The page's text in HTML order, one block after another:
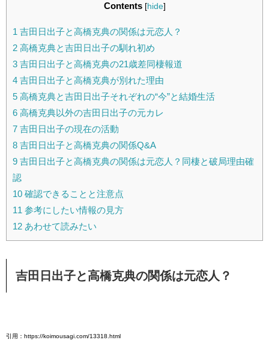
Contents [hide]
1 吉田日出子と高橋克典の関係は元恋人？
2 高橋克典と吉田日出子の馴れ初め
3 吉田日出子と高橋克典の21歳差同棲報道
4 吉田日出子と高橋克典が別れた理由
5 高橋克典と吉田日出子それぞれの“今”と結婚生活
6 高橋克典以外の吉田日出子の元カレ
7 吉田日出子の現在の活動
8 吉田日出子と高橋克典の関係Q&A
9 吉田日出子と高橋克典の関係は元恋人？同棲と破局理由確
認
10 確認できることと注意点
11 参考にしたい情報の見方
12 あわせて読みたい
吉田日出子と高橋克典の関係は元恋人？
引用：https://koimousagi.com/13318.html